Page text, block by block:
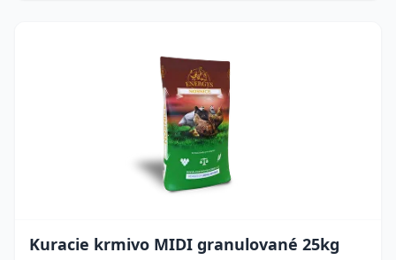
Kuracie krmivo MIDI granulované 25kg